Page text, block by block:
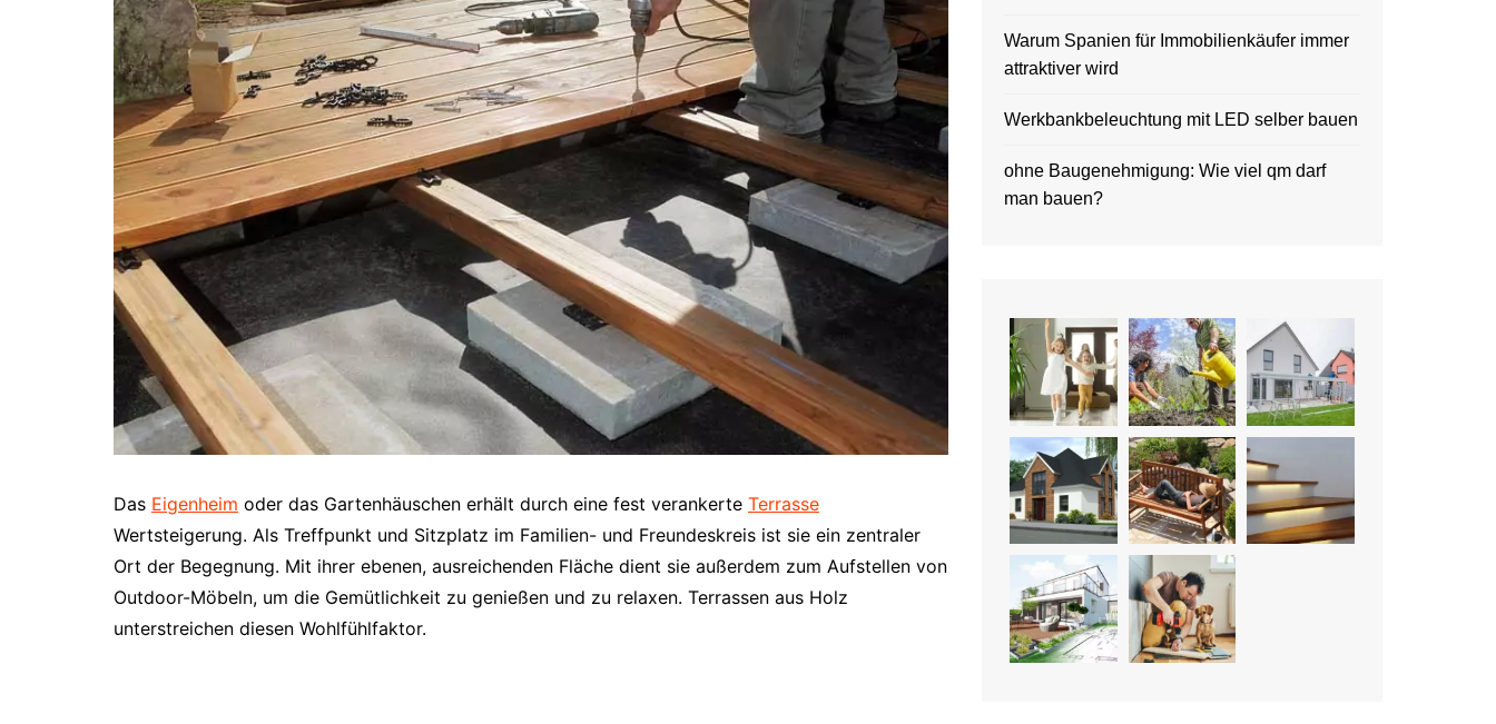
Das Eigenheim oder das Gartenhäuschen erhält durch eine fest verankerte Terrasse
Wertsteigerung. Als Treffpunkt und Sitzplatz im Familien- und Freundeskreis ist sie ein zentraler
Ort der Begegnung. Mit ihrer ebenen, ausreichenden Fläche dient sie außerdem zum Aufstellen von
Outdoor-Möbeln, um die Gemütlichkeit zu genießen und zu relaxen. Terrassen aus Holz
unterstreichen diesen Wohlfühlfaktor.
Warum Spanien für Immobilienkäufer immer
attraktiver wird
Werkbankbeleuchtung mit LED selber bauen
ohne Baugenehmigung: Wie viel qm darf
man bauen?